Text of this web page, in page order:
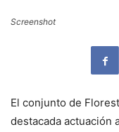
Screenshot
El conjunto de
destacada actuación